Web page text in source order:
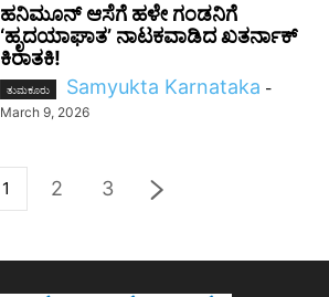
ಹನಿಮೂನ್ ಆಸೆಗೆ ಹಳೇ ಗಂಡನಿಗೆ
‘ಹೃದಯಾಘಾತ’ ನಾಟಕವಾಡಿದ ಖತರ್ನಾಕ್
ಕಿರಾತಕಿ!
ತುಮಕೂರು Samyukta Karnataka -
March 9, 2026
1 2 3